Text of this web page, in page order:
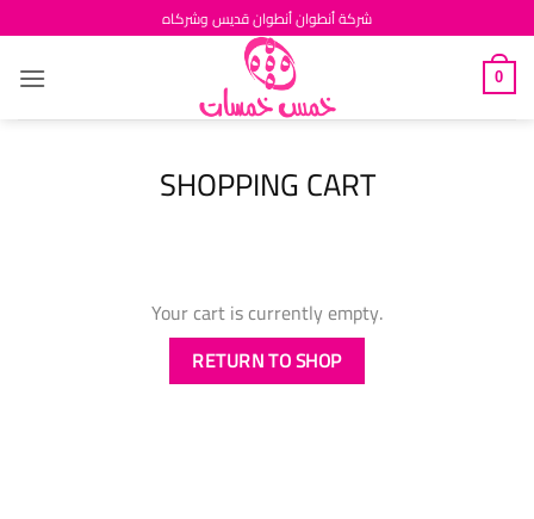
to
content
شركة أنطوان أنطوان قديس وشركاه
0
SHOPPING CART
Your cart is currently empty.
RETURN TO SHOP